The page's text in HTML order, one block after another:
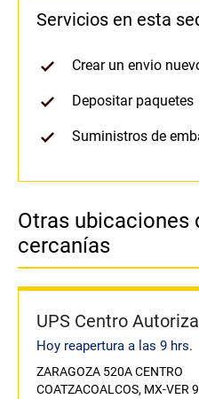
Servicios en esta
Crear un envio
Depositar paquetes
Suministros de
Otras ubicaciones
cercanías
UPS Centro
Hoy reapertura a las 9 hrs.
ZARAGOZA 520A CENTRO
COATZACOALCOS, MX-VER